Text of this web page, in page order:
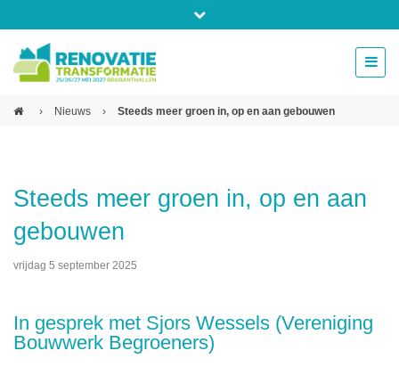
beurs@54events.nl
› Nieuws › Steeds meer groen in, op en aan gebouwen
Steeds meer groen in, op en aan
gebouwen
vrijdag 5 september 2025
In gesprek met Sjors Wessels (Vereniging
Bouwwerk Begroeners)